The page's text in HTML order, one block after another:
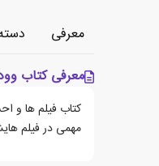
معرفی
معرفی کتاب
مهمی در فیلم هایش